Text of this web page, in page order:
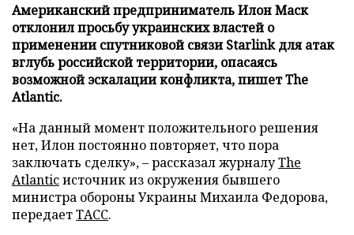
Американский предприниматель Илон Маск
отклонил просьбу украинских властей о
применении спутниковой связи Starlink для атак
вглубь российской территории, опасаясь
возможной эскалации конфликта, пишет The
Atlantic.
«На данный момент положительного решения
нет, Илон постоянно повторяет, что пора
заключать сделку», – рассказал журналуThe
Atlanticисточник из окружения бывшего
министра обороны Украины Михаила Федорова,
передаетТАСС.